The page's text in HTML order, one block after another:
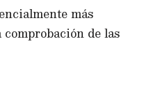
más
de las